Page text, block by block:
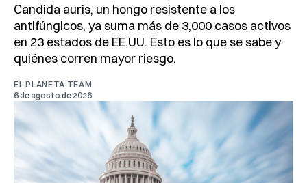
Candida auris, un hongo resistente a los
antifúngicos, ya suma más de 3,000 casos activos
en 23 estados de EE.UU. Esto es lo que se sabe y
quiénes corren mayor riesgo.
EL PLANETA TEAM
6 de agosto de 2026